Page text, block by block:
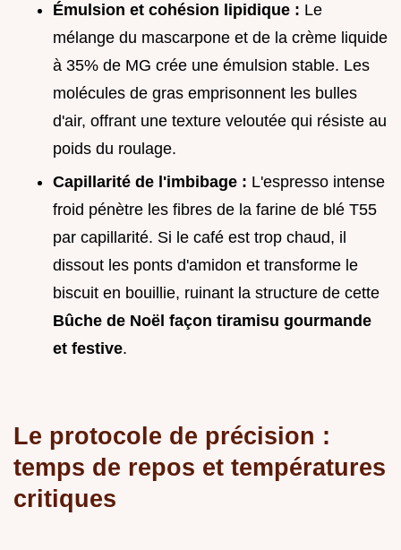
Émulsion et cohésion lipidique : Le
mélange du mascarpone et de la crème liquide
à 35% de MG crée une émulsion stable. Les
molécules de gras emprisonnent les bulles
d'air, offrant une texture veloutée qui résiste au
poids du roulage.
Capillarité de l'imbibage : L'espresso intense
froid pénètre les fibres de la farine de blé T55
par capillarité. Si le café est trop chaud, il
dissout les ponts d'amidon et transforme le
biscuit en bouillie, ruinant la structure de cette
Bûche de Noël façon tiramisu gourmande
et festive.
Le protocole de précision :
temps de repos et températures
critiques